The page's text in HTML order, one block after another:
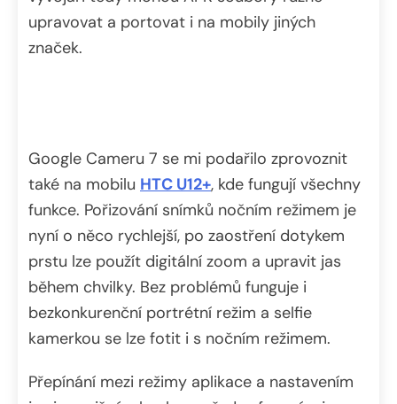
upravovat a portovat i na mobily jiných
značek.
Google Cameru 7 se mi podařilo zprovoznit
také na mobilu HTC U12+, kde fungují všechny
funkce. Pořizování snímků nočním režimem je
nyní o něco rychlejší, po zaostření dotykem
prstu lze použít digitální zoom a upravit jas
během chvilky. Bez problémů funguje i
bezkonkurenční portrétní režim a selfie
kamerkou se lze fotit i s nočním režimem.
Přepínání mezi režimy aplikace a nastavením